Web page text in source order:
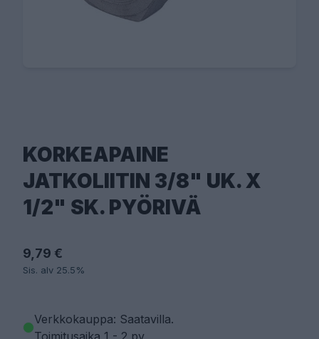
KORKEAPAINE
JATKOLIITIN 3/8" UK. X
1/2" SK. PYÖRIVÄ
9,79 €
Sis. alv 25.5%
Verkkokauppa: Saatavilla.
Toimitusaika 1 - 2 pv